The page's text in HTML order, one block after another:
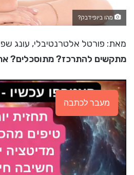
מהו ביופידבק?
מאת: פורטל אלטרנטיבלי, עונג
מתקשים להתרכז? מתוסכלים?
מעבר לכתבה